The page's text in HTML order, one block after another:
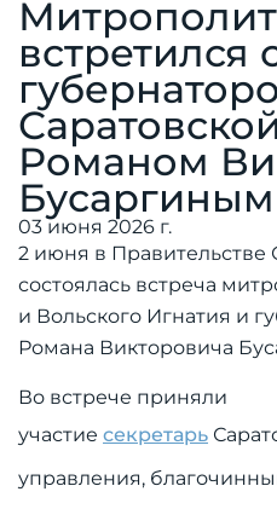
встретился
Романом
Бусаргиным
03 июня 2026 г.
2 июня в Правительстве
состоялась встреча
и Вольского Игнатия и
Романа Викторовича
Во встрече приняли
участие секретарь
управления,